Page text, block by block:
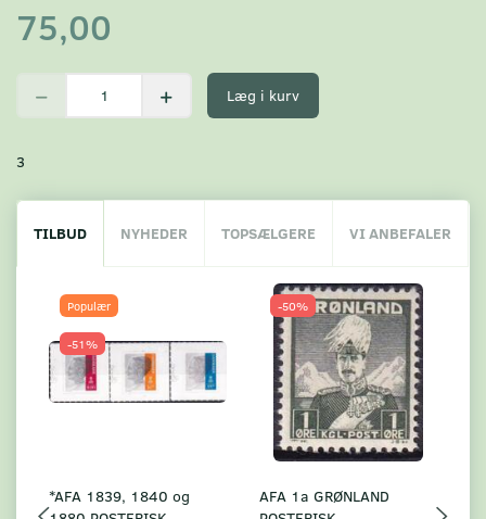
75,00
Læg i kurv
3
TILBUD NYHEDER TOPSÆLGERE VI ANBEFALER
Populær
-51%
*AFA 1839, 1840 og
-50%
AFA 1a GRØNLAND